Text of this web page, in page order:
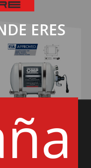
ERES
OMP
EXTINCIÓN CEFAL 2 - OMP